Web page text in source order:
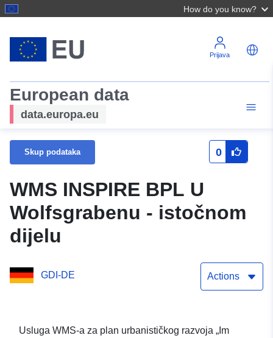
How do you know?
Prijava
European data
data.europa.eu
Skup podataka 0
WMS INSPIRE BPL U
Wolfsgrabenu - istočnom
dijelu
GDI-DE Actions
Usluga WMS-a za plan urbanističkog razvoja „Im